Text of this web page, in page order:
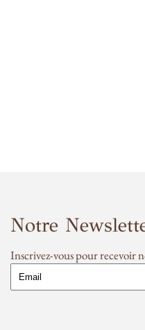
Notre
Inscrivez-vous pour recevoir